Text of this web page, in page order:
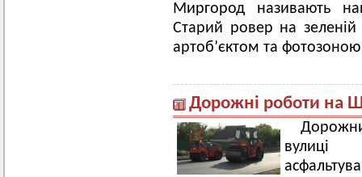
Миргород називають
Старий ровер на
артоб’єктом та
Дорожні роботи на
вулиці